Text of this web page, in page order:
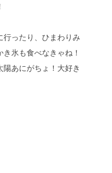
ったり、ひまわりみ
氷も食べなきゃね！
あにがちょ！大好き